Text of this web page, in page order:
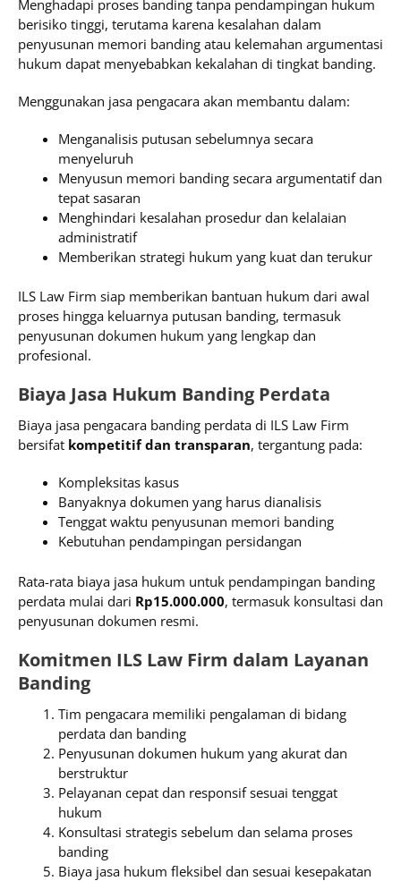
Menghadapi proses banding tanpa pendampingan hukum
berisiko tinggi, terutama karena kesalahan dalam
penyusunan memori banding atau kelemahan argumentasi
hukum dapat menyebabkan kekalahan di tingkat banding.
Menggunakan jasa pengacara akan membantu dalam:
Menganalisis putusan sebelumnya secara
menyeluruh
Menyusun memori banding secara argumentatif dan
tepat sasaran
Menghindari kesalahan prosedur dan kelalaian
administratif
Memberikan strategi hukum yang kuat dan terukur
ILS Law Firm siap memberikan bantuan hukum dari awal
proses hingga keluarnya putusan banding, termasuk
penyusunan dokumen hukum yang lengkap dan
profesional.
Biaya Jasa Hukum Banding Perdata
Biaya jasa pengacara banding perdata di ILS Law Firm
bersifat kompetitif dan transparan, tergantung pada:
Kompleksitas kasus
Banyaknya dokumen yang harus dianalisis
Tenggat waktu penyusunan memori banding
Kebutuhan pendampingan persidangan
Rata-rata biaya jasa hukum untuk pendampingan banding
perdata mulai dari Rp15.000.000, termasuk konsultasi dan
penyusunan dokumen resmi.
Komitmen ILS Law Firm dalam Layanan
Banding
Tim pengacara memiliki pengalaman di bidang
perdata dan banding
Penyusunan dokumen hukum yang akurat dan
berstruktur
Pelayanan cepat dan responsif sesuai tenggat
hukum
Konsultasi strategis sebelum dan selama proses
banding
Biaya jasa hukum fleksibel dan sesuai kesepakatan